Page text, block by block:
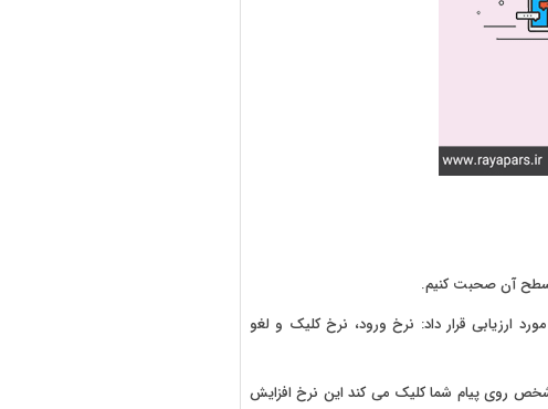
سطح آن صحبت کنیم.
ارزیابی قرار داد: نرخ ورود، نرخ کلیک و لغو
شخص روی پیام شما کلیک می کند این نرخ افزایش